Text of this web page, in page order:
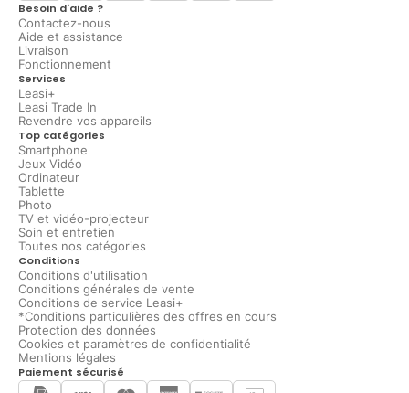
Besoin d'aide ?
Contactez-nous
Aide et assistance
Livraison
Fonctionnement
Services
Leasi+
Leasi Trade In
Revendre vos appareils
Top catégories
Smartphone
Jeux Vidéo
Ordinateur
Tablette
Photo
TV et vidéo-projecteur
Soin et entretien
Toutes nos catégories
Conditions
Conditions d'utilisation
Conditions générales de vente
Conditions de service Leasi+
*Conditions particulières des offres en cours
Protection des données
Cookies et paramètres de confidentialité
Mentions légales
Paiement sécurisé